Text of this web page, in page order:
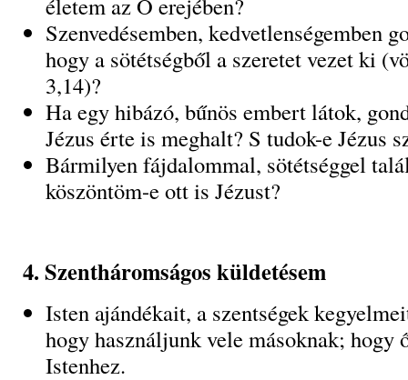
Szenvedésemben, kedvetlenségemben
hogy a sötétségből a szeretet vezet ki
3,14)?
Ha egy hibázó, bűnös embert látok,
Jézus érte is meghalt? S tudok-e Jézus
Bármilyen fájdalommal, sötétséggel
köszöntöm-e ott is Jézust?
4. Szentháromságos küldetésem
Isten ajándékait, a szentségek
hogy használjunk vele másoknak; hogy
Istenhez.